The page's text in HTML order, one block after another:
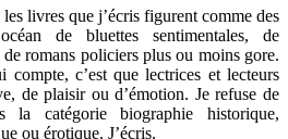
livres que j’écris figurent comme des
de bluettes sentimentales, de
romans policiers plus ou moins gore.
c’est que lectrices et lecteurs
de plaisir ou d’émotion. Je refuse de
la catégorie biographie historique,
ou érotique. J’écris.